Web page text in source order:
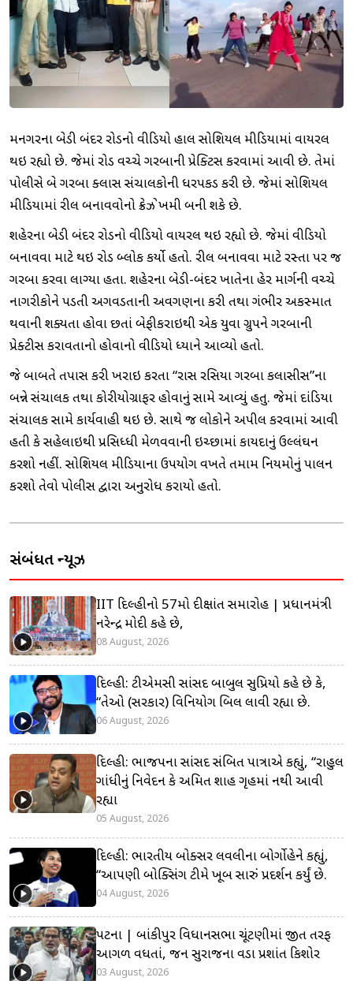
જામનગરના બેડી બંદર રોડનો વીડિયો હાલ સોશિયલ મીડિયામાં વાયરલ
થઇ રહ્યો છે. જેમાં રોડ વચ્ચે ગરબાની પ્રેક્ટિસ કરવામાં આવી છે. તેમાં
પોલીસે બે ગરબા ક્લાસ સંચાલકોની ધરપકડ કરી છે. જેમાં સોશિયલ
મીડિયામાં રીલ બનાવવોનો ક્રેઝ જોખમી બની શકે છે.
શહેરના બેડી બંદર રોડનો વીડિયો વાયરલ થઇ રહ્યો છે. જેમાં વીડિયો
બનાવવા માટે થઇ રોડ બ્લોક કર્યો હતો. રીલ બનાવવા માટે રસ્તા પર જ
ગરબા કરવા લાગ્યા હતા. શહેરના બેડી-બંદર ખાતેના જાહેર માર્ગની વચ્ચે
નાગરીકોને પડતી અગવડતાની અવગણના કરી તથા ગંભીર અકસ્માત
થવાની શક્યતા હોવા છતાં બેફીકરાઇથી એક યુવા ગ્રુપને ગરબાની
પ્રેક્ટીસ કરાવતાનો હોવાનો વીડિયો ધ્યાને આવ્યો હતો.
જે બાબતે તપાસ કરી ખરાઇ કરતા “રાસ રસિયા ગરબા કલાસીસ”ના
બન્ને સંચાલક તથા કોરીયોગ્રાફર હોવાનું સામે આવ્યું હતુ. જેમાં દાંડિયા
સંચાલક સામે કાર્યવાહી થઇ છે. સાથે જ લોકોને અપીલ કરવામાં આવી
હતી કે સહેલાઇથી પ્રસિધ્ધી મેળવવાની ઇચ્છામાં કાયદાનું ઉલ્લંઘન
કરશો નહીં. સોશિયલ મીડિયાના ઉપયોગ વખતે તમામ નિયમોનું પાલન
કરશો તેવો પોલીસ દ્વારા અનુરોધ કરાયો હતો.
સંબંધિત ન્યૂઝ
IIT દિલ્હીનો 57મો દીક્ષાંત સમારોહ | પ્રધાનમંત્રી
નરેન્દ્ર મોદી કહે છે,
08 August, 2026
દિલ્હી: ટીએમસી સાંસદ બાબુલ સુપ્રિયો કહે છે કે,
“તેઓ (સરકાર) વિનિયોગ બિલ લાવી રહ્યા છે.
06 August, 2026
દિલ્હી: ભાજપના સાંસદ સંબિત પાત્રાએ કહ્યું, “રાહુલ
ગાંધીનું નિવેદન કે અમિત શાહ ગૃહમાં નથી આવી
રહ્યા
05 August, 2026
દિલ્હી: ભારતીય બોક્સર લવલીના બોર્ગોહેને કહ્યું,
“આપણી બોક્સિંગ ટીમે ખૂબ સારું પ્રદર્શન કર્યું છે.
04 August, 2026
પટના | બાંકીપુર વિધાનસભા ચૂંટણીમાં જીત તરફ
આગળ વધતાં, જન સુરાજના વડા પ્રશાંત કિશોર
03 August, 2026